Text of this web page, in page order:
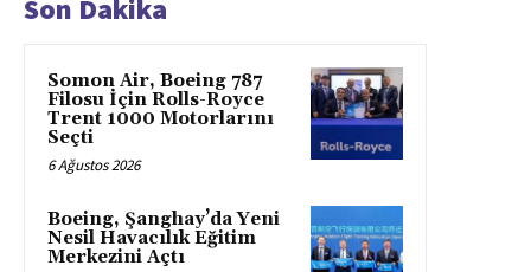
Son Dakika
Somon Air, Boeing 787
Filosu İçin Rolls-Royce
Trent 1000 Motorlarını
Seçti
6 Ağustos 2026
Boeing, Şanghay’da Yeni
Nesil Havacılık Eğitim
Merkezini Açtı